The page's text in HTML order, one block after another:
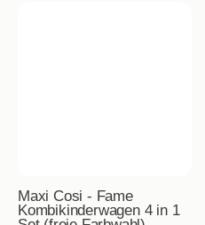
Maxi Cosi - Fame
Kombikinderwagen 4 in 1